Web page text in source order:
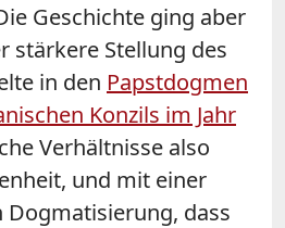
Geschichte ging aber
stärkere Stellung des
in den Papstdogmen
Konzils im Jahr
Verhältnisse also
und mit einer
dass